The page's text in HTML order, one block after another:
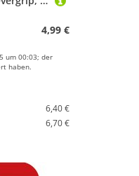
4,99 €
um 00:03; der
haben.
6,40 €
6,70 €